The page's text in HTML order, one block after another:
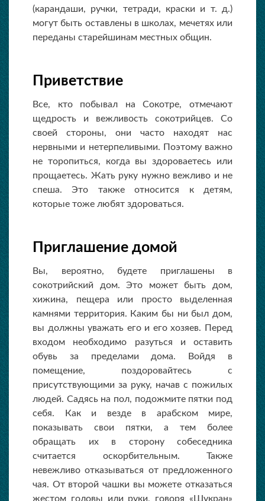
(карандаши, ручки, тетради, краски и т. д.)
могут быть оставлены в школах, мечетях или
переданы старейшинам местных общин.
Приветствие
Все, кто побывал на Сокотре, отмечают
щедрость и вежливость сокотрийцев. Со
своей стороны, они часто находят нас
нервными и нетерпеливыми. Поэтому важно
не торопиться, когда вы здороваетесь или
прощаетесь. Жать руку нужно вежливо и не
спеша. Это также относится к детям,
которые тоже любят здороваться.
Приглашение домой
Вы, вероятно, будете приглашены в
сокотрийский дом. Это может быть дом,
хижина, пещера или просто выделенная
камнями территория. Каким бы ни был дом,
вы должны уважать его и его хозяев. Перед
входом необходимо разуться и оставить
обувь за пределами дома. Войдя в
помещение, поздоровайтесь с
присутствующими за руку, начав с пожилых
людей. Садясь на пол, подожмите пятки под
себя. Как и везде в арабском мире,
показывать свои пятки, а тем более
обращать их в сторону собеседника
считается оскорбительным. Также
невежливо отказываться от предложенного
чая. От второй чашки вы можете отказаться
жестом головы или руки, говоря «Шукран»